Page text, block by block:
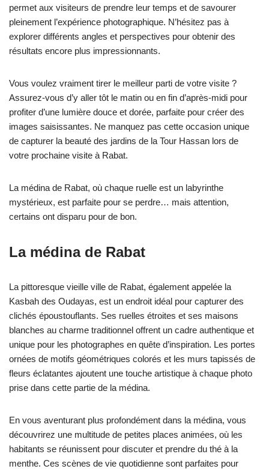
permet aux visiteurs de prendre leur temps et de savourer
pleinement l’expérience photographique. N’hésitez pas à
explorer différents angles et perspectives pour obtenir des
résultats encore plus impressionnants.
Vous voulez vraiment tirer le meilleur parti de votre visite ?
Assurez-vous d’y aller tôt le matin ou en fin d’après-midi pour
profiter d’une lumière douce et dorée, parfaite pour créer des
images saisissantes. Ne manquez pas cette occasion unique
de capturer la beauté des jardins de la Tour Hassan lors de
votre prochaine visite à Rabat.
La médina de Rabat, où chaque ruelle est un labyrinthe
mystérieux, est parfaite pour se perdre… mais attention,
certains ont disparu pour de bon.
La médina de Rabat
La pittoresque vieille ville de Rabat, également appelée la
Kasbah des Oudayas, est un endroit idéal pour capturer des
clichés époustouflants. Ses ruelles étroites et ses maisons
blanches au charme traditionnel offrent un cadre authentique et
unique pour les photographes en quête d’inspiration. Les portes
ornées de motifs géométriques colorés et les murs tapissés de
fleurs éclatantes ajoutent une touche artistique à chaque photo
prise dans cette partie de la médina.
En vous aventurant plus profondément dans la médina, vous
découvrirez une multitude de petites places animées, où les
habitants se réunissent pour discuter et prendre du thé à la
menthe. Ces scènes de vie quotidienne sont parfaites pour